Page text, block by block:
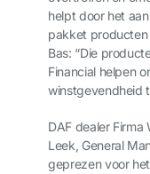
helpt door het
pakket producten
Bas: “Die
Financial helpen
winstgevendheid
DAF dealer Firma
Leek, General
geprezen voor